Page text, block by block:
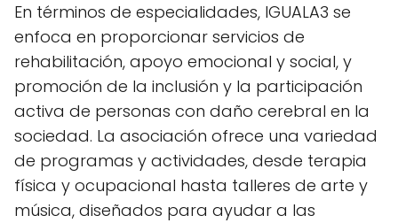
En términos de especialidades, IGUALA3 se
enfoca en proporcionar servicios de
rehabilitación, apoyo emocional y social, y
promoción de la inclusión y la participación
activa de personas con daño cerebral en la
sociedad. La asociación ofrece una variedad
de programas y actividades, desde terapia
física y ocupacional hasta talleres de arte y
música, diseñados para ayudar a las